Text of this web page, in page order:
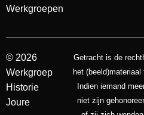
Werkgroepen
© 2026
Werkgroep
Historie
Joure
Getracht is de
het
Indien iemand
niet zijn